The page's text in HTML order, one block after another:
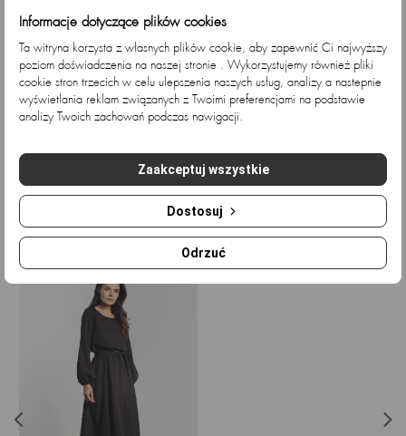
Taupe sukienka midi z... Elegancka sukienka midi...
Cena
Ostatnio przeglądane
Informacje dotyczące plików cookies
Ta witryna korzysta z własnych plików cookie, aby zapewnić Ci najwyższy
poziom doświadczenia na naszej stronie . Wykorzystujemy również pliki
cookie stron trzecich w celu ulepszenia naszych usług, analizy a nastepnie
wyświetlania reklam związanych z Twoimi preferencjami na podstawie
analizy Twoich zachowań podczas nawigacji.
Odrzuć
Dostosuj
Zaakceptuj wszystkie